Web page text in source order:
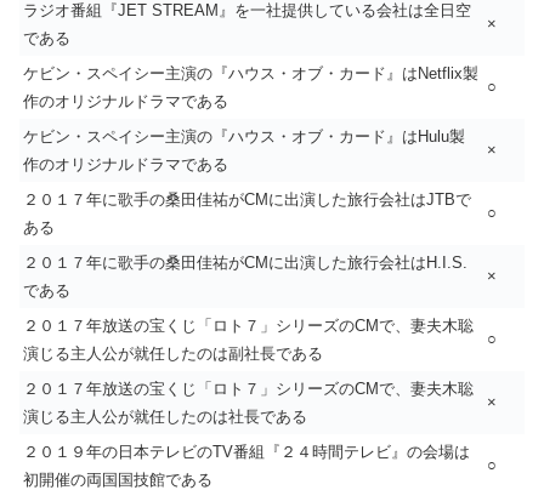
ラジオ番組『JET STREAM』を一社提供している会社は全日空
である
×
ケビン・スペイシー主演の『ハウス・オブ・カード』はNetflix製
作のオリジナルドラマである
○
ケビン・スペイシー主演の『ハウス・オブ・カード』はHulu製
作のオリジナルドラマである
×
２０１７年に歌手の桑田佳祐がCMに出演した旅行会社はJTBで
ある
○
２０１７年に歌手の桑田佳祐がCMに出演した旅行会社はH.I.S.
である
×
２０１７年放送の宝くじ「ロト７」シリーズのCMで、妻夫木聡
演じる主人公が就任したのは副社長である
○
２０１７年放送の宝くじ「ロト７」シリーズのCMで、妻夫木聡
演じる主人公が就任したのは社長である
×
２０１９年の日本テレビのTV番組『２４時間テレビ』の会場は
初開催の両国国技館である
○